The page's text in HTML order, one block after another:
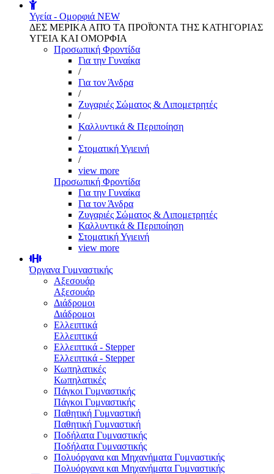
Υγεία - Ομορφιά NEW
ΔΕΣ ΜΕΡΙΚΑ ΑΠΌ ΤΑ ΠΡΟΪΌΝΤΑ ΤΗΣ ΚΑΤΗΓΟΡΙΑΣ
ΥΓΕΙΑ ΚΑΙ ΟΜΟΡΦΙΑ
Προσωπική Φροντίδα
Για την Γυναίκα
/
Για τον Άνδρα
/
Ζυγαριές Σώματος & Λιπομετρητές
/
Καλλυντικά & Περιποίηση
/
Στοματική Υγιεινή
/
view more
Προσωπική Φροντίδα
Για την Γυναίκα
Για τον Άνδρα
Ζυγαριές Σώματος & Λιπομετρητές
Καλλυντικά & Περιποίηση
Στοματική Υγιεινή
view more
Όργανα Γυμναστικής
Αξεσουάρ
Αξεσουάρ
Διάδρομοι
Διάδρομοι
Ελλειπτικά
Ελλειπτικά
Ελλειπτικά - Stepper
Ελλειπτικά - Stepper
Κωπηλατικές
Κωπηλατικές
Πάγκοι Γυμναστικής
Πάγκοι Γυμναστικής
Παθητική Γυμναστική
Παθητική Γυμναστική
Ποδήλατα Γυμναστικής
Ποδήλατα Γυμναστικής
Πολυόργανα και Μηχανήματα Γυμναστικής
Πολυόργανα και Μηχανήματα Γυμναστικής